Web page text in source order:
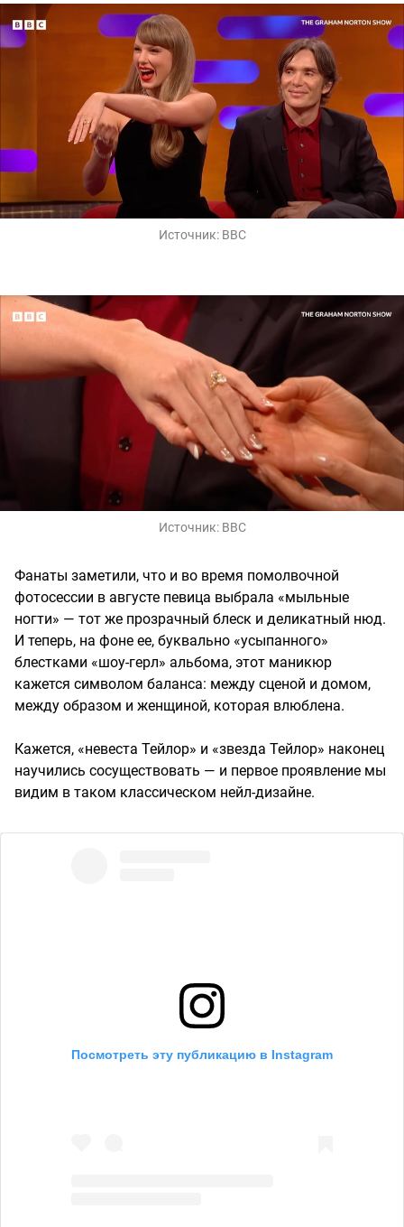
Источник: BBC
Источник: BBC
Фанаты заметили, что и во время помолвочной
фотосессии в августе певица выбрала «мыльные
ногти» — тот же прозрачный блеск и деликатный нюд.
И теперь, на фоне ее, буквально «усыпанного»
блестками «шоу-герл» альбома, этот маникюр
кажется символом баланса: между сценой и домом,
между образом и женщиной, которая влюблена.
Кажется, «невеста Тейлор» и «звезда Тейлор» наконец
научились сосуществовать — и первое проявление мы
видим в таком классическом нейл-дизайне.
Посмотреть эту публикацию в Instagram